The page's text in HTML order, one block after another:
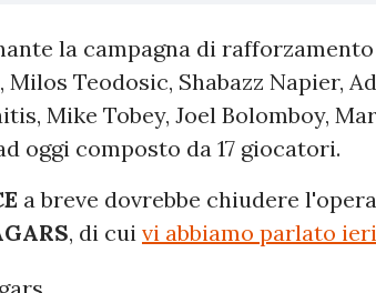
la campagna di
Milos Teodosic, Shabazz Napier,
Mike Tobey, Joel Bolomboy,
oggi composto da 17 giocatori.
a breve dovrebbe chiudere
, di cui vi abbiamo parlato